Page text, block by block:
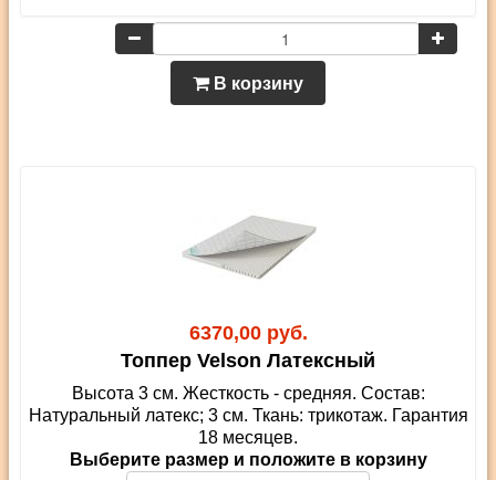
В корзину
6370,00 руб.
Топпер Velson Латексный
Высота 3 см. Жесткость - средняя. Состав:
Натуральный латекс; 3 см. Ткань: трикотаж. Гарантия
18 месяцев.
Выберите размер и положите в корзину